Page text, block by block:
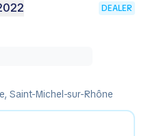
DEALER
Saint-Michel-sur-Rhône